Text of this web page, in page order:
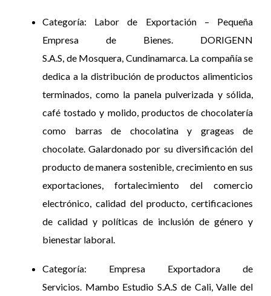
Categoría: Labor de Exportación – Pequeña
Empresa de Bienes. DORIGENN
S.A.S, de Mosquera, Cundinamarca. La compañía se
dedica a la distribución de productos alimenticios
terminados, como la panela pulverizada y sólida,
café tostado y molido, productos de chocolatería
como barras de chocolatina y grageas de
chocolate. Galardonado por su diversificación del
producto de manera sostenible, crecimiento en sus
exportaciones, fortalecimiento del comercio
electrónico, calidad del producto, certificaciones
de calidad y políticas de inclusión de género y
bienestar laboral.
Categoría: Empresa Exportadora de
Servicios. Mambo Estudio S.A.S de Cali, Valle del